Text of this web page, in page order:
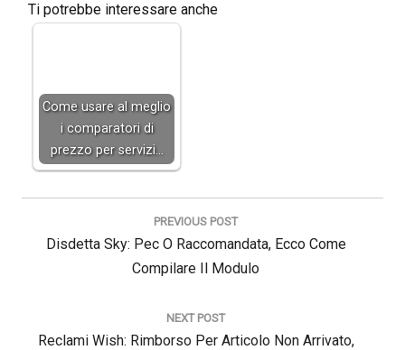
Ti potrebbe interessare anche
Come usare al meglio
i comparatori di
prezzo per servizi…
PREVIOUS POST
Previous
Disdetta Sky: Pec O Raccomandata, Ecco Come
Compilare Il Modulo
NEXT POST
Next
Reclami Wish: Rimborso Per Articolo Non Arrivato,